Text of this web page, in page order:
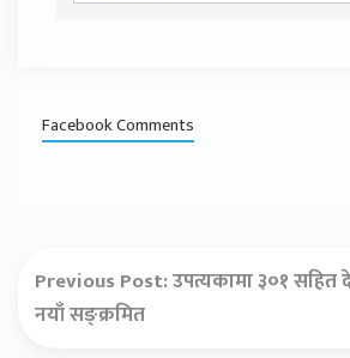
Facebook Comments
Previous Post:उपत्यकामा ३०१
नयाँ सङ्क्रमित